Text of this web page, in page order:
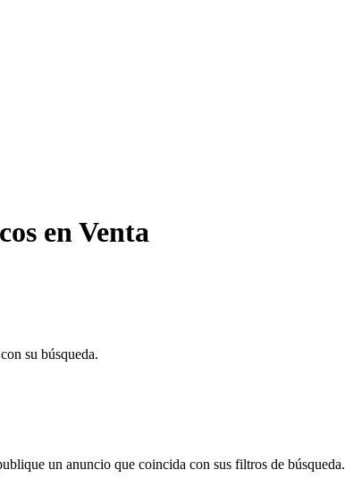
en Venta
su búsqueda.
un anuncio que coincida con sus filtros de búsqueda.